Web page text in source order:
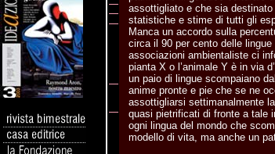
assottigliato e che sia
statistiche e stime di tutti gli
Manca un accordo sulla
circa il 90 per cento delle
associazioni ambientaliste ci
pianta X o l’animale Y è in via
un paio di lingue scompaiano
anime pronte e pie che se ne
assottigliarsi settimanalmente
quasi pietrificati di fronte a tale
ogni lingua del mondo che
modello di vita, ma anche un